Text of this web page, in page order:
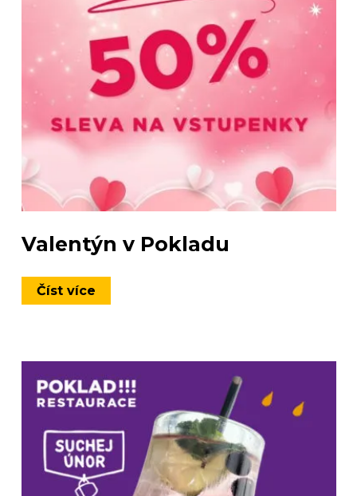
Valentýn v Pokladu
Číst více